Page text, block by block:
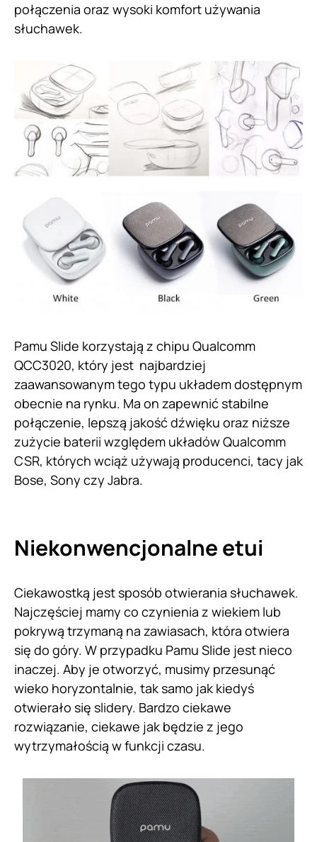
połączenia oraz wysoki komfort używania
słuchawek.
Pamu Slide korzystają z chipu Qualcomm
QCC3020, który jest najbardziej
zaawansowanym tego typu układem dostępnym
obecnie na rynku. Ma on zapewnić stabilne
połączenie, lepszą jakość dźwięku oraz niższe
zużycie baterii względem układów Qualcomm
CSR, których wciąż używają producenci, tacy jak
Bose, Sony czy Jabra.
Niekonwencjonalne etui
Ciekawostką jest sposób otwierania słuchawek.
Najczęściej mamy co czynienia z wiekiem lub
pokrywą trzymaną na zawiasach, która otwiera
się do góry. W przypadku Pamu Slide jest nieco
inaczej. Aby je otworzyć, musimy przesunąć
wieko horyzontalnie, tak samo jak kiedyś
otwierało się slidery. Bardzo ciekawe
rozwiązanie, ciekawe jak będzie z jego
wytrzymałością w funkcji czasu.